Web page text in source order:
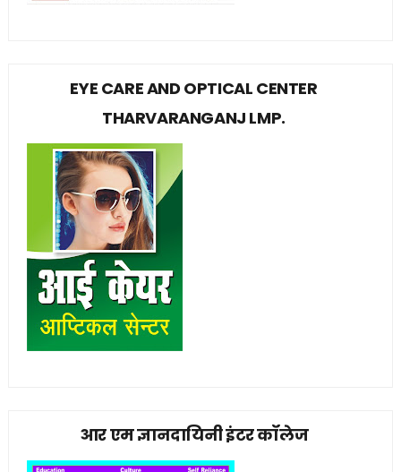
EYE CARE AND OPTICAL CENTER
THARVARANGANJ LMP.
आर एम ज्ञानदायिनी इंटर कॉलेज